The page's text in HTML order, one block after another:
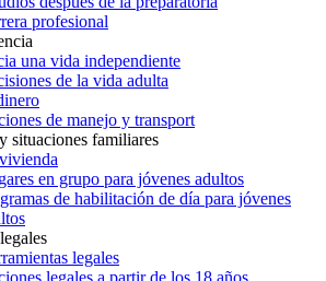
profesional
una vida independiente
de la vida adulta
de manejo y transport
situaciones familiares
en grupo para jóvenes adultos
de habilitación de día para jóvenes
legales
legales a partir de los 18 años